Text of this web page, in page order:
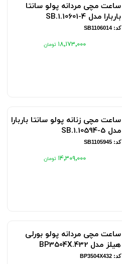
ساعت مچی مردانه پولو سانتا
باربارا مدل SB.1.10601-4
کد: SB1106014
۱۸٬۱۷۳٬۰۰۰
ساعت مچی زنانه پولو سانتا باربارا
مدل SB.1.10594-5
کد: SB1105945
۱۴٬۳۰۹٬۰۰۰
ساعت مچی مردانه پولو بورلی
هیلز مدل BP3504X.432
کد: BP3504X432